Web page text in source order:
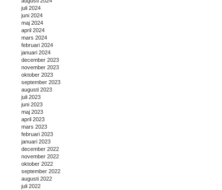
juli 2024
juni 2024
maj 2024
april 2024
mars 2024
februari 2024
januari 2024
december 2023
november 2023
oktober 2023
september 2023
augusti 2023
juli 2023
juni 2023
maj 2023
april 2023
mars 2023
februari 2023
januari 2023
december 2022
november 2022
oktober 2022
september 2022
augusti 2022
juli 2022